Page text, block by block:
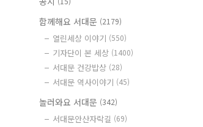
함께해요 서대문 (2179)
열린세상 이야기 (550)
기자단이 본 세상 (1400)
서대문 건강밥상 (28)
서대문 역사이야기 (45)
놀러와요 서대문 (342)
서대문안산자락길 (69)